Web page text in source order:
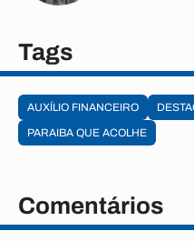
Tags
AUXÍLIO FINANCEIRO
PARAIBA QUE ACOLHE
Comentários